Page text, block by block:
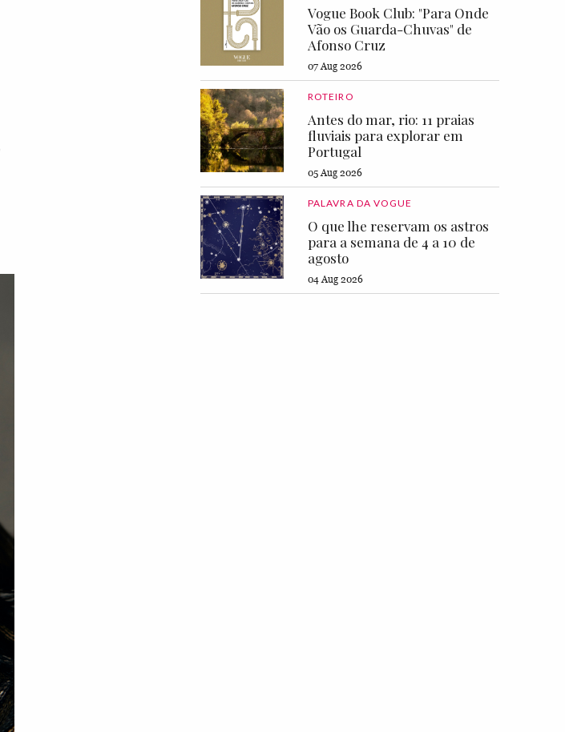
Vogue Book Club: "Para Onde
Vão os Guarda-Chuvas" de
Afonso Cruz
07 Aug 2026
ROTEIRO
Antes do mar, rio: 11 praias
fluviais para explorar em
Portugal
05 Aug 2026
PALAVRA DA VOGUE
O que lhe reservam os astros
para a semana de 4 a 10 de
agosto
04 Aug 2026